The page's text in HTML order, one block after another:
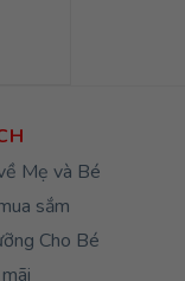
Mẹ và Bé
sắm
Cho Bé